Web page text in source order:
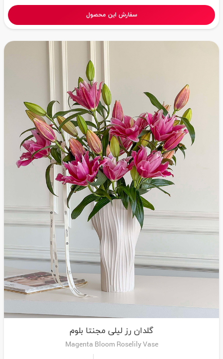
سفارش این محصول
گلدان رز لیلی مجنتا بلوم
Magenta Bloom Roselily Vase